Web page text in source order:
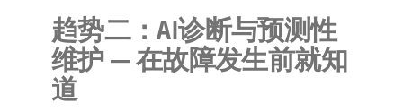
趋势二：AI诊断与预测性
维护 — 在故障发生前就知
道